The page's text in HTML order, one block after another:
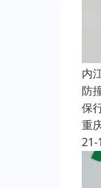
内
防
保
重
21-